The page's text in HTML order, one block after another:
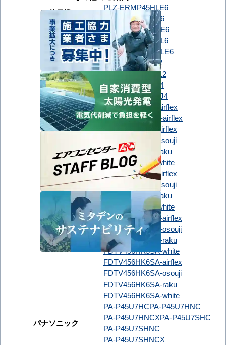
三菱電機
PLZ-ERMP45HLE6
PLZ-ERMP45SH6
PLZ-ERMP45SHE6
PLZ-ERMP45SHL6
PLZ-ERMP45SHLE6
日立
RCI-GP45RSH12
RCI-GP45RSHJ12
RCIC-GP45RSH4
RCIC-GP45RSHJ4
三菱重工
FDTCV456H6S-airflex
FDTCV456HK6S-airflex
FDTV456H5SA-airflex
FDTV456H5SA-osouji
FDTV456H5SA-raku
FDTV456H5SA-white
FDTV456H6SA-airflex
FDTV456H6SA-osouji
FDTV456H6SA-raku
FDTV456H6SA-white
FDTV456HK5SA-airflex
FDTV456HK5SA-osouji
FDTV456HK5SA-raku
FDTV456HK5SA-white
FDTV456HK6SA-airflex
FDTV456HK6SA-osouji
FDTV456HK6SA-raku
FDTV456HK6SA-white
パナソニック
PA-P45U7HCPA-P45U7HNC
PA-P45U7HNCXPA-P45U7SHC
PA-P45U7SHNC
PA-P45U7SHNCX